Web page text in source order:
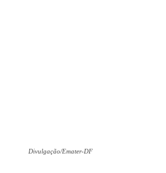
Divulgação/Emater-DF